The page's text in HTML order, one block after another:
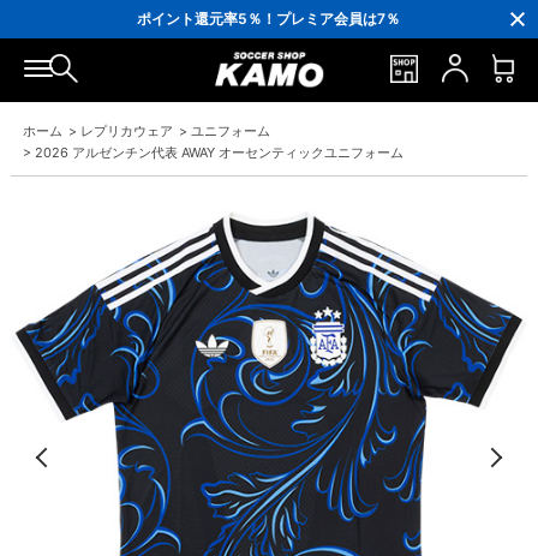
ポイント還元率5％！プレミア会員は7％
会員の方にはお誕生月に「10％OFFクーポン」プレゼント！
16,000円(税込)以上でシューズケースプレゼント！
3,300円(税込)以上で送料無料！
ホーム > レプリカウェア > ユニフォーム
> 2026 アルゼンチン代表 AWAY オーセンティックユニフォーム